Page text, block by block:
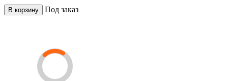
В корзину Под заказ